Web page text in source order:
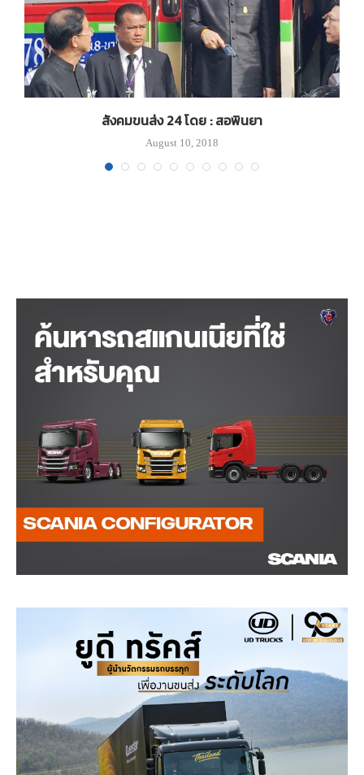
สังคมขนส่ง 24 โดย : สอพินยา
August 10, 2018